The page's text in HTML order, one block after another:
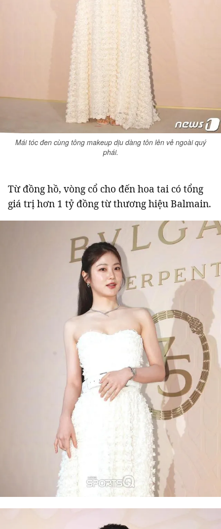
Mái tóc đen cùng tông makeup dịu dàng tôn lên vẻ ngoài quý
phái.
Từ đồng hồ, vòng cổ cho đến hoa tai có tổng
giá trị hơn 1 tỷ đồng từ thương hiệu Balmain.